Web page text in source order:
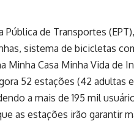
de Transportes
sistema de bicicletas
Casa Minha Vida de
52 estações (42 adultas
a mais de 195 mil
as estações irão garantir